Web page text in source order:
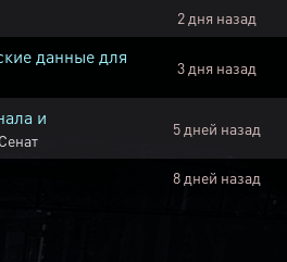
2 дня назад
данные для
3 дня назад
и
Сенат
5 дней назад
8 дней назад